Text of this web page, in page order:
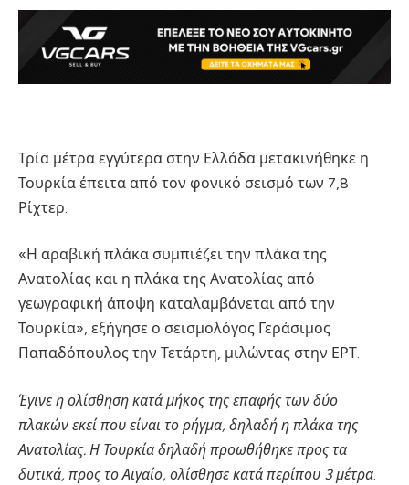
Τρία μέτρα εγγύτερα στην Ελλάδα μετακινήθηκε η
Τουρκία έπειτα από τον φονικό σεισμό των 7,8
Ρίχτερ.
«Η αραβική πλάκα συμπιέζει την πλάκα της
Ανατολίας και η πλάκα της Ανατολίας από
γεωγραφική άποψη καταλαμβάνεται από την
Τουρκία», εξήγησε ο σεισμολόγος Γεράσιμος
Παπαδόπουλος την Τετάρτη, μιλώντας στην ΕΡΤ.
Έγινε η ολίσθηση κατά μήκος της επαφής των δύο
πλακών εκεί που είναι το ρήγμα, δηλαδή η πλάκα της
Ανατολίας. Η Τουρκία δηλαδή προωθήθηκε προς τα
δυτικά, προς το Αιγαίο, ολίσθησε κατά περίπου 3 μέτρα.